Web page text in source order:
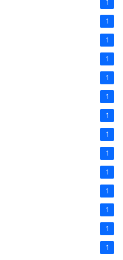
1
1
1
1
1
1
1
1
1
1
1
1
1
1